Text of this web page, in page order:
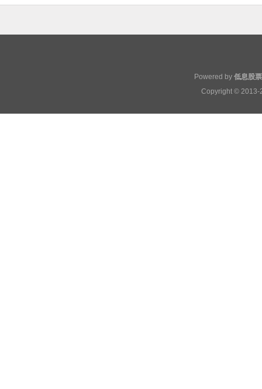
Powered by 低息股
Copyright © 2013-